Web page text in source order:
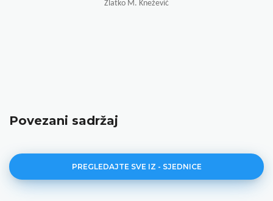
Zlatko M. Knežević
Povezani sadržaj
PREGLEDAJTE SVE IZ - SJEDNICE